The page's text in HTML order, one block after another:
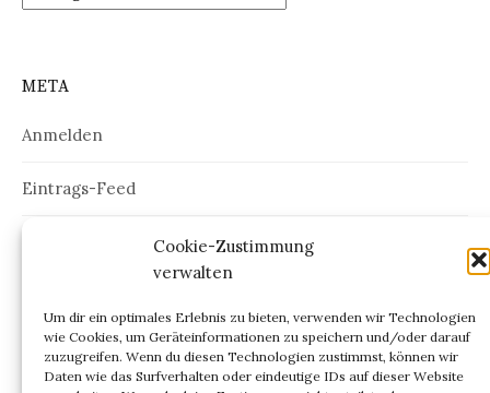
Cookie-Zustimmung
verwalten
Um dir ein optimales Erlebnis zu bieten, verwenden wir Technologien
wie Cookies, um Geräteinformationen zu speichern und/oder darauf
zuzugreifen. Wenn du diesen Technologien zustimmst, können wir
Daten wie das Surfverhalten oder eindeutige IDs auf dieser Website
META
Anmelden
Eintrags-Feed
Kommentar-Feed